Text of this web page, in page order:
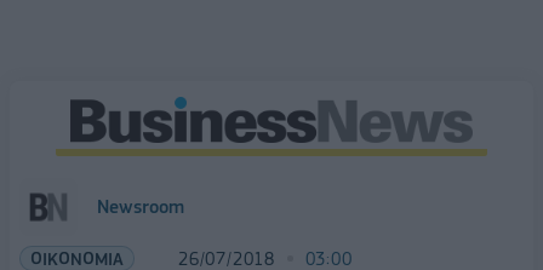
Newsroom
ΟΙΚΟΝΟΜΙΑ 26/07/2018 03:00